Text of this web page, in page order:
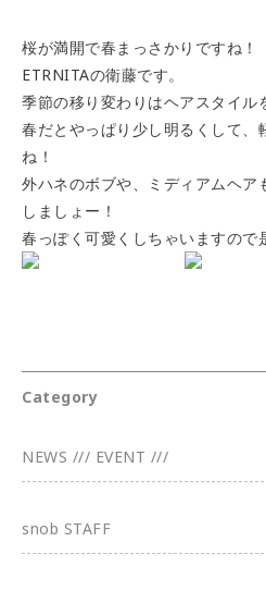
桜が満開で春まっさかりですね！
ETRNITAの衛藤です。
季節の移り変わりはヘアスタイル
春だとやっぱり少し明るくして、
ね！
外ハネのボブや、ミディアムヘア
しましょー！
春っぽく可愛くしちゃいますので
Category
NEWS /// EVENT ///
snob STAFF